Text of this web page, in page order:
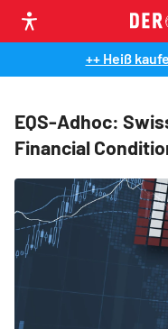
++ Heiß
EQS-Adhoc:
Financial